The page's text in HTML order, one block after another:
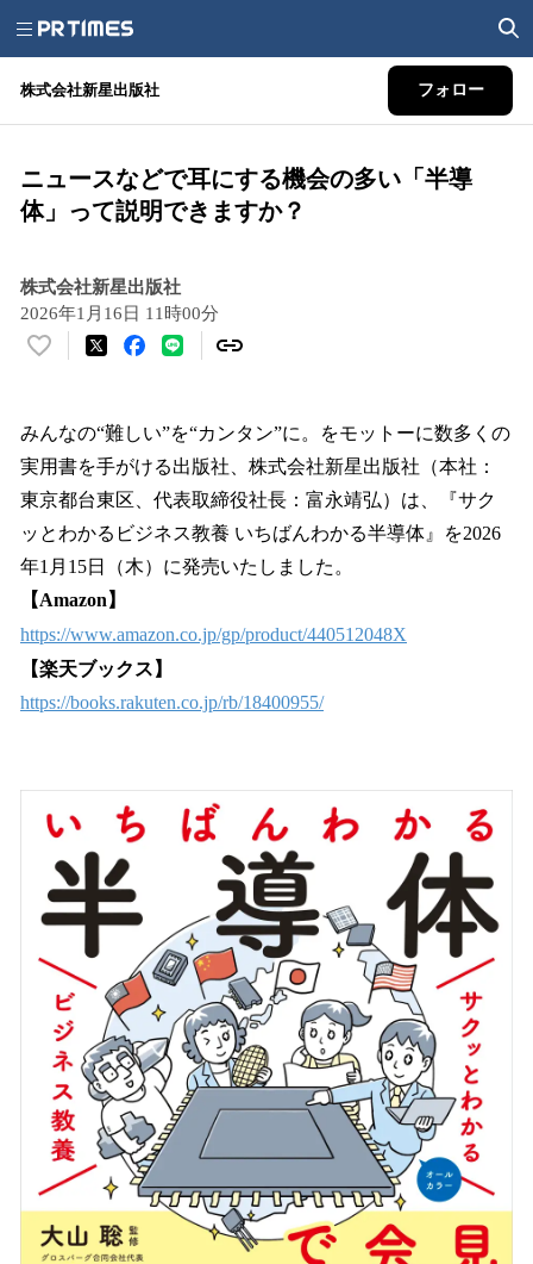
株式会社新星出版社 フォロー
ニュースなどで耳にする機会の多い「半導
体」って説明できますか？
株式会社新星出版社
2026年1月16日 11時00分
い
！
数
を
読
み
込
み
中
で
す
みんなの“難しい”を“カンタン”に。をモットーに数多くの
実用書を手がける出版社、株式会社新星出版社（本社：
東京都台東区、代表取締役社長：富永靖弘）は、『サク
ッとわかるビジネス教養 いちばんわかる半導体』を2026
年1月15日（木）に発売いたしました。
【Amazon】
https://www.amazon.co.jp/gp/product/440512048X
【楽天ブックス】
https://books.rakuten.co.jp/rb/18400955/